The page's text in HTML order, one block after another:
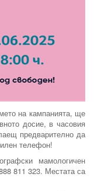
на кампанията, ще
досие, в часовия
предварително да
телефон!
мамологичен
811 323. Местата са